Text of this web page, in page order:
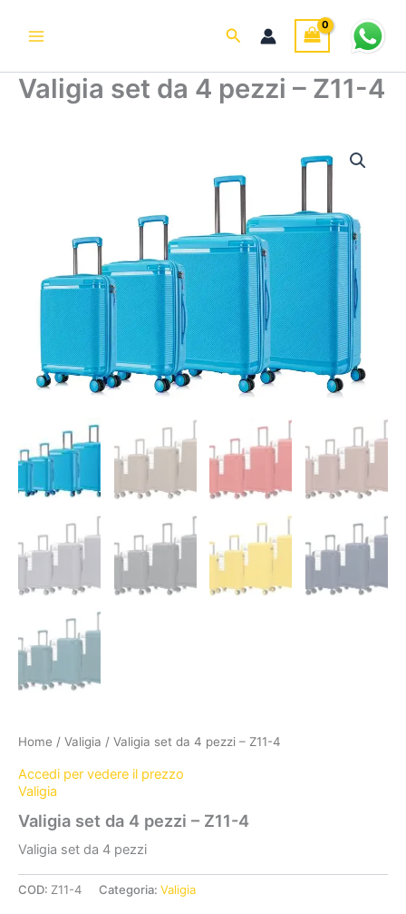
Cerca
Valigia set da 4 pezzi – Z11-4
Home / Valigia / Valigia set da 4 pezzi – Z11-4
Accedi per vedere il prezzo
Valigia
Valigia set da 4 pezzi – Z11-4
Valigia set da 4 pezzi
COD: Z11-4 Categoria: Valigia